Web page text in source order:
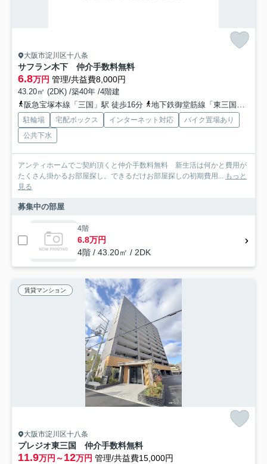
大阪市淀川区十八条
サフラン木下 仲介手数料無料
6.8万円 管理/共益費8,000円
43.20㎡ (2DK) /築40年 /4階建
阪急宝塚本線「三国」駅 徒歩16分
地下鉄御堂筋線「東三国」駅 徒歩20分
駐輪場 宅配ボックス インターネット対応
バイク置場あり
公共下水
アンティホームでご契約頂くと仲介手数料無料 新生活は何かと費用が
たくさん掛かるお部屋探し。できるだけお部屋探しの初期費用...
もっと
見る
募集中の部屋
4階
6.8万円
4階 / 43.20㎡ / 2DK
賃貸マンション
大阪市淀川区十八条
プレジオ東三国 仲介手数料無料
11.9万円～12万円 管理/共益費15,000円